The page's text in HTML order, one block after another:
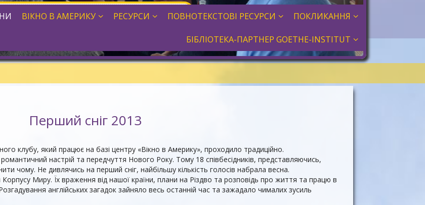
є частиноюбібліотечного порталу
ВІКНО В АМЕРИКУ РЕСУРСИ ПОВНОТЕКСТОВІ РЕСУРСИ ПОКЛИКАННЯ
БІБЛІОТЕКА-ПАРТНЕР GOETHE-INSTITUT
Перший сніг 2013
клубу, який працює на базі центру «Вікно в Америку», проходило традиційно.
настрій та передчуття Нового Року. Тому 18 співбесідників, представляючись,
чому. Не дивлячись на перший сніг, найбільшу кількість голосів набрала весна.
Миру. Їх враження від нашої країни, плани на Різдво та розповідь про життя та працю в
англійських загадок зайняло весь останній час та зажадало чималих зусиль